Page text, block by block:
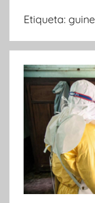
Etiqueta: